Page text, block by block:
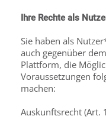
Ihre Rechte als
Sie haben als
auch gegenüber
Plattform, die
Voraussetzungen
machen:
Auskunftsrecht (Art.